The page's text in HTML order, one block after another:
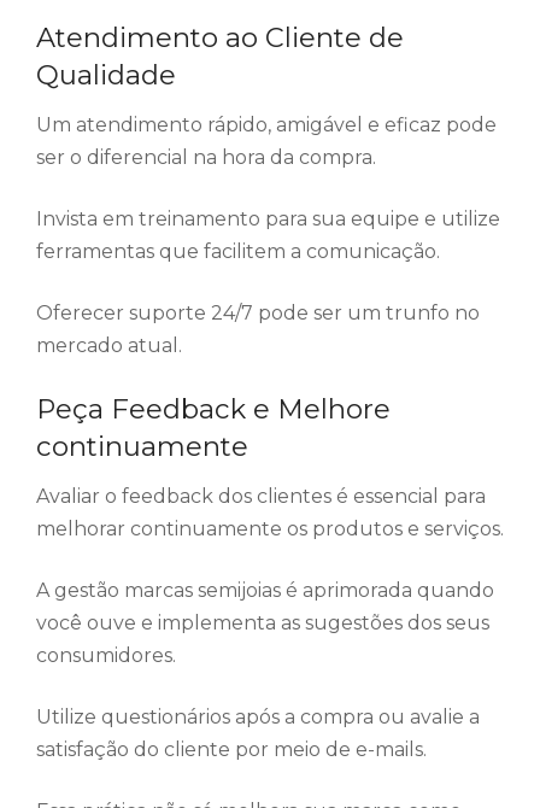
Atendimento ao Cliente de
Qualidade
Um atendimento rápido, amigável e eficaz pode
ser o diferencial na hora da compra.
Invista em treinamento para sua equipe e utilize
ferramentas que facilitem a comunicação.
Oferecer suporte 24/7 pode ser um trunfo no
mercado atual.
Peça Feedback e Melhore
continuamente
Avaliar o feedback dos clientes é essencial para
melhorar continuamente os produtos e serviços.
A gestão marcas semijoias é aprimorada quando
você ouve e implementa as sugestões dos seus
consumidores.
Utilize questionários após a compra ou avalie a
satisfação do cliente por meio de e-mails.